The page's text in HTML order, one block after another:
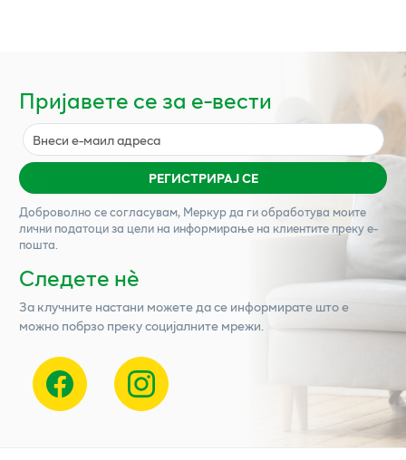
Пријавете се за е-вести
РЕГИСТРИРАЈ СЕ
Доброволно се согласувам, Меркурда ги обработува моите
лични податоци за цели на информирање на клиентите преку е-
пошта.
Следете нѐ
За клучните настани можете да се информирате што е
можно побрзо преку социјалните мрежи.